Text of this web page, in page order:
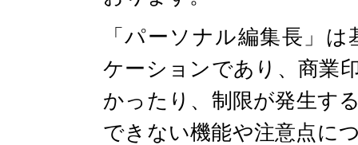
「パーソナル編集長」
ケーションであり、商業
かったり、制限が発生す
できない機能や注意点に